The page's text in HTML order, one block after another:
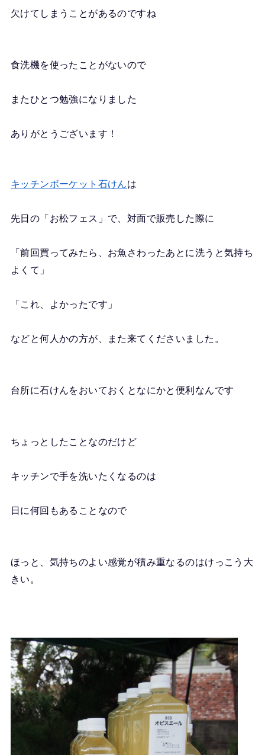
欠けてしまうことがあるのですね
食洗機を使ったことがないので
またひとつ勉強になりました
ありがとうございます！
キッチンボーケット石けん は
先日の「お松フェス」で、対面で販売した際に
「前回買ってみたら、お魚さわったあとに洗うと気持ち
よくて」
「これ、よかったです」
などと何人かの方が、また来てくださいました。
台所に石けんをおいておくとなにかと便利なんです
ちょっとしたことなのだけど
キッチンで手を洗いたくなるのは
日に何回もあることなので
ほっと、気持ちのよい感覚が積み重なるのはけっこう大
きい。